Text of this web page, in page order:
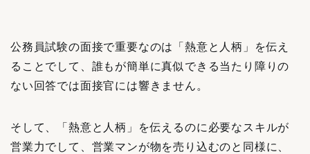
公務員試験の面接で重要なのは「熱意と人柄」を伝え
ることでして、誰もが簡単に真似できる当たり障りの
ない回答では面接官には響きません。
そして、「熱意と人柄」を伝えるのに必要なスキルが
営業力でして、営業マンが物を売り込むのと同様に、